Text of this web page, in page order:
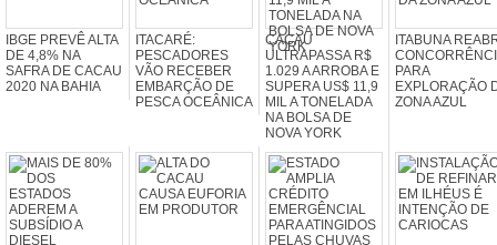
IBGE PREVÊ ALTA
DE 4,8% NA
SAFRA DE CACAU
2020 NA BAHIA
ITACARÉ:
PESCADORES
VÃO RECEBER
EMBARÇÃO DE
PESCA OCEÂNICA
CACAU
ULTRAPASSA R$
1.029 A ARROBA E
SUPERA US$ 11,9
MIL A TONELADA
NA BOLSA DE
NOVA YORK
ITABUNA
PARA
EXPLORAÇÃO
ZONA AZUL